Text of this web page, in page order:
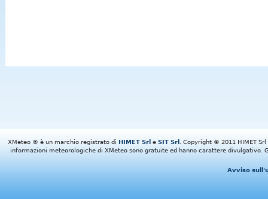
XMeteo ® è un marchio registrato di HIMET Srl e SIT Srl
. Copyright © 2011 HIMET
informazioni meteorologiche di XMeteo sono gratuite ed hanno carattere divulgativo.
Avviso